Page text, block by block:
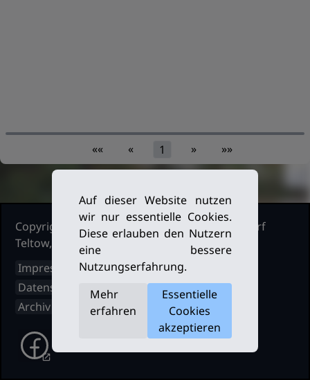
«« « 1 » »»
Copyright Ruderclub Kleinmachnow Stahnsdorf
Teltow, 2026. Alle Rechte vorbehalten.
Impressum
Datenschutz
Archiv
Auf dieser Website nutzen
wir nur essentielle Cookies.
Diese erlauben den Nutzern
eine bessere
Nutzungserfahrung.
Mehr
erfahren
Essentielle
Cookies
akzeptieren